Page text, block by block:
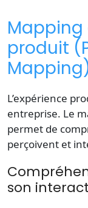
Mapping
produit
L’expérience
entreprise. Le
permet de
perçoivent et
son